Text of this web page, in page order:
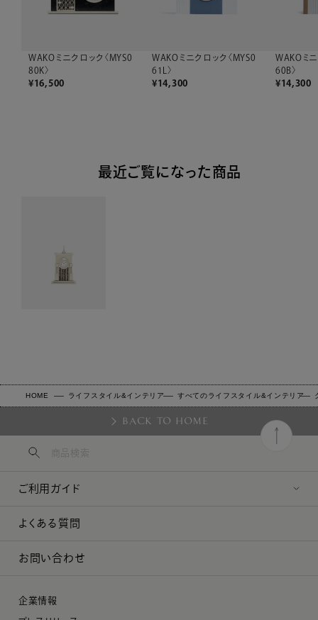
WAKOミニクロック〈MYS0
80K〉
¥16,500
WAKOミニクロック〈MYS0
61L〉
¥14,300
WAKOミ
60B〉
¥14,300
最近ご覧になった商品
HOME ライフスタイル&インテリア すべてのライフスタイル&インテリア
BACK TO HOME
ご利用ガイド
よくある質問
お問い合わせ
企業情報